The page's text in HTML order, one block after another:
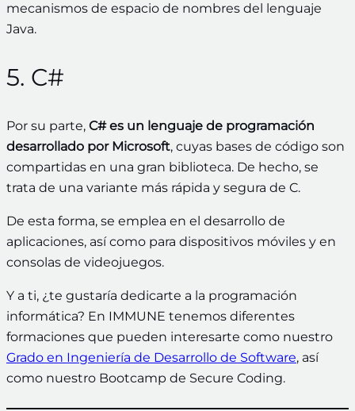
mecanismos de espacio de nombres del lenguaje
Java.
5. C#
Por su parte, C# es un lenguaje de programación
desarrollado por Microsoft, cuyas bases de código son
compartidas en una gran biblioteca. De hecho, se
trata de una variante más rápida y segura de C.
De esta forma, se emplea en el desarrollo de
aplicaciones, así como para dispositivos móviles y en
consolas de videojuegos.
Y a ti, ¿te gustaría dedicarte a la programación
informática? En IMMUNE tenemos diferentes
formaciones que pueden interesarte como nuestro
Grado en Ingeniería de Desarrollo de Software, así
como nuestro Bootcamp de Secure Coding.